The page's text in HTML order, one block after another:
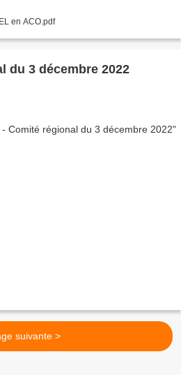
en ACO - NOEL en ACO.pdf
du 3 décembre 2022
suivante >